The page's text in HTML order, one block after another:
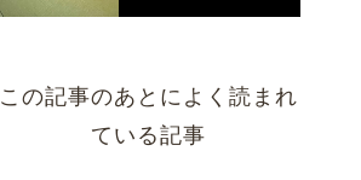
この記事のあとによく読まれ
ている記事